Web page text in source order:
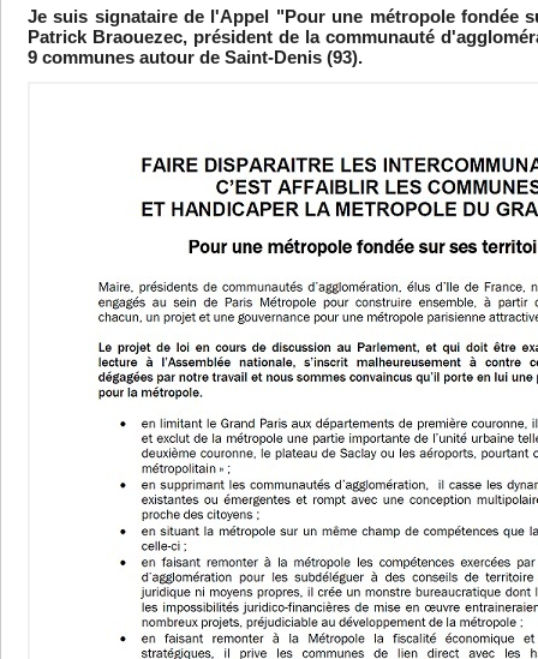
Je suis signataire de l'Appel "Pour une métropole fondée
Patrick Braouezec, président de la communauté
9 communes autour de Saint-Denis (93).